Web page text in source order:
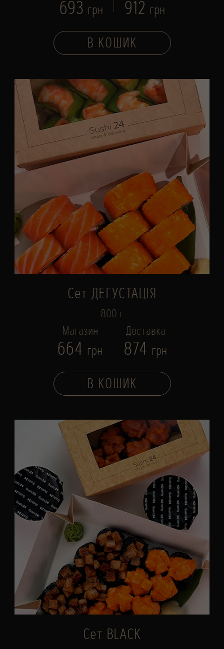
693 грн 912 грн
В КОШИК
Сет ДЕГУСТАЦІЯ
800 г
Магазин
664 грн
Доставка
874 грн
В КОШИК
Сет BLACK